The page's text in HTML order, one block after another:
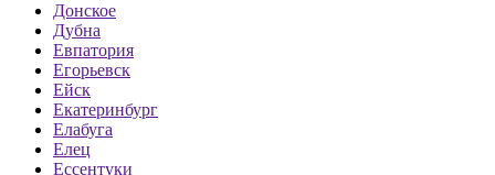
Донское
Дубна
Евпатория
Егорьевск
Ейск
Екатеринбург
Елабуга
Елец
Ессентуки